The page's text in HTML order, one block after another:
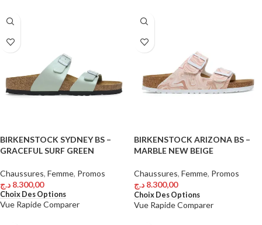
BIRKENSTOCK SYDNEY BS –
GRACEFUL SURF GREEN
Chaussures, Femme, Promos
8.300,00 د.ج
Choix Des Options
Vue RapideComparer
BIRKENSTOCK ARIZONA BS –
MARBLE NEW BEIGE
Chaussures, Femme, Promos
8.300,00 د.ج
Choix Des Options
Vue RapideComparer